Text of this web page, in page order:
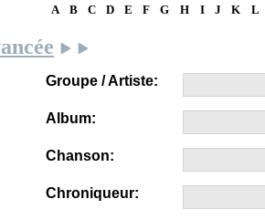
A B C D E F G H I J K L
Groupe / Artiste:
Album:
Chanson:
Chroniqueur: